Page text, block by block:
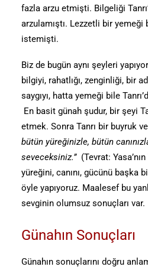
fazla arzu etmişti. Bilgeliği
arzulamıştı. Lezzetli bir yemeği
istemişti.
Biz de bugün aynı şeyleri
bilgiyi, rahatlığı, zenginliği, bir
saygıyı, hatta yemeği bile
En basit günah şudur, bir şeyi
etmek. Sonra Tanrı bir buyruk
bütün yüreğinizle, bütün
seveceksiniz.”(Tevrat:
yüreğini, canını, gücünü başka
öyle yapıyoruz. Maalesef bu
sevginin olumsuz sonuçları var.
Günahın Sonuçları
Günahın sonuçlarını doğru